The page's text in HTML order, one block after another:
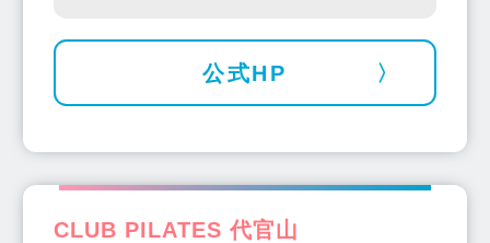
公式HP
CLUB PILATES 代官山